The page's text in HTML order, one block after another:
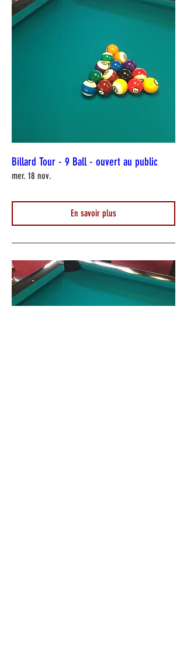
Billard Tour - 9 Ball - ouvert au public
mer. 18 nov.
En savoir plus